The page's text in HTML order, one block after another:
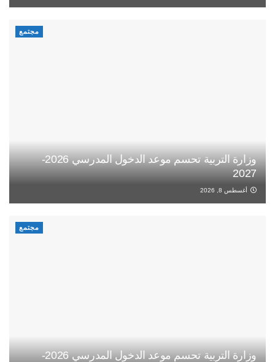
مجتمع
وزارة التربية تحسم موعد الدخول المدرسي 2026-
2027
أغسطس 8, 2026
مجتمع
وزارة التربية تحسم موعد الدخول المدرسي 2026-